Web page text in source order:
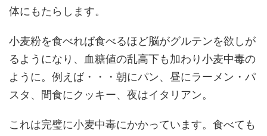
体にもたらします。
小麦粉を食べれば食べるほど脳がグルテンを欲しが
るようになり、血糖値の乱高下も加わり小麦中毒の
ように。例えば・・・朝にパン、昼にラーメン・パ
スタ、間食にクッキー、夜はイタリアン。
これは完璧に小麦中毒にかかっています。食べても